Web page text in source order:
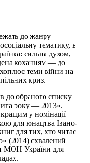
до жанру
тематику, в
сильна духом,
коханням — до
теми війни на
криз.
до обраного списку
року — 2013».
у номінації
для юнацтва Івано-
для тих, хто читає
(2014) схвалений
МОН України для